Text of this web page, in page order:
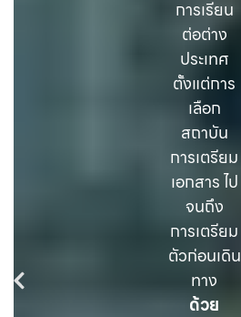
การเรียน
ต่อต่าง
ประเทศ
ตั้งแต่การ
เลือก
สถาบัน
การเตรียม
เอกสาร ไป
จนถึง
การเตรียม
ตัวก่อนเดิน
ทาง
ด้วย